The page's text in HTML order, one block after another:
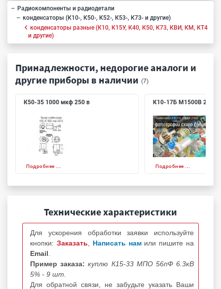
Радиокомпоненты и радиодетали
конденсаторы (К10-, К50-, К52-, К53-, К73- и другие)
конденсаторы разные (К10, К15У, К40, К50, К73, КВИ, КМ, КТ4
и другие)
Принадлежности, недорогие аналоги и
другие приборы в наличии (7)
К50-35 1000 мкф 250 в
Подробнее ...
К10-17Б М1500В
Подробнее ...
Технические характеристики
Для ускорения обработки заявки используйте
кнопки: Заказать Написать нам или пишите на
Email
Пример заказа: куплю К15-33 МПО 56пФ 6.3кВ
5% - 9 шт.
Для обратной связи, не забудьте указать Ваши